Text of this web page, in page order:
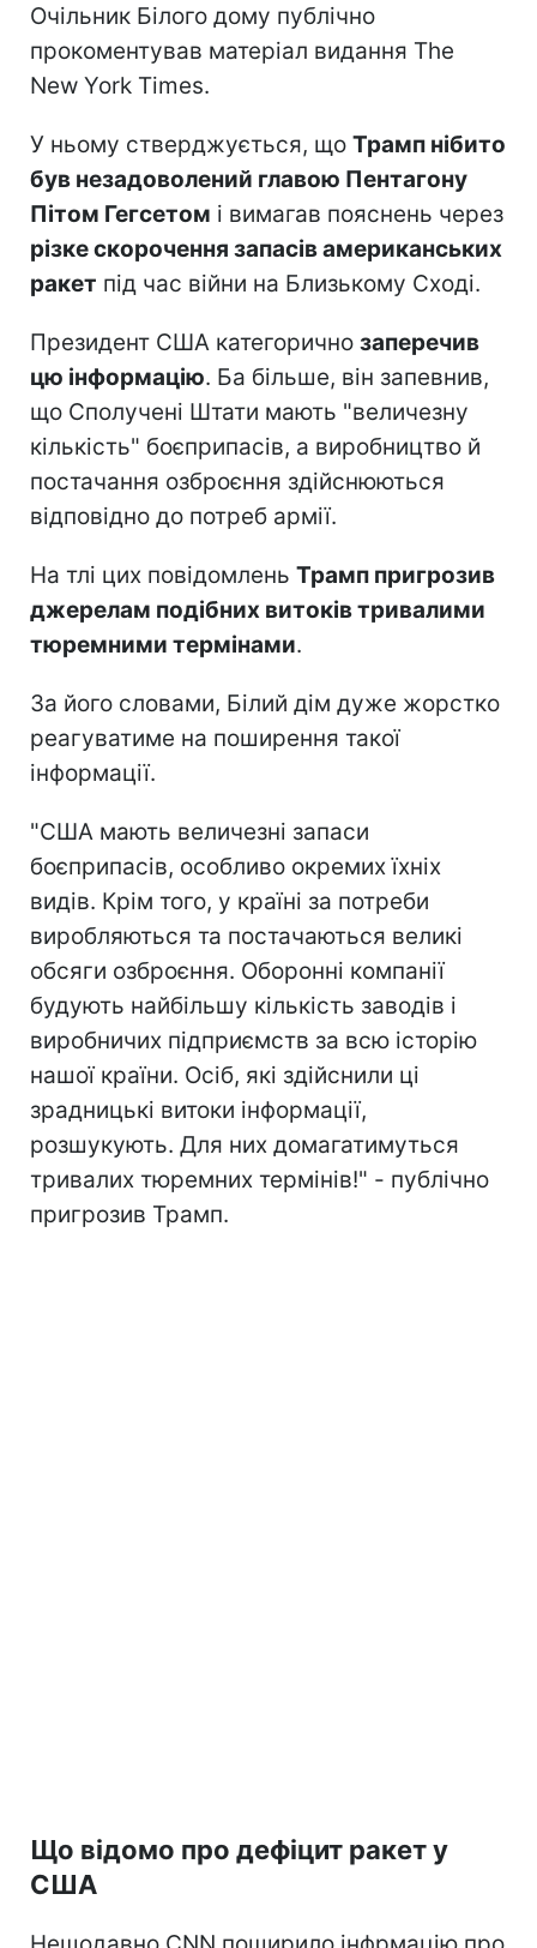
Очільник Білого дому публічно
прокоментував матеріал видання The
New York Times.
У ньому стверджується, що Трамп нібито
був незадоволений главою Пентагону
Пітом Гегсетом і вимагав пояснень через
різке скорочення запасів американських
ракет під час війни на Близькому Сході.
Президент США категорично заперечив
цю інформацію. Ба більше, він запевнив,
що Сполучені Штати мають "величезну
кількість" боєприпасів, а виробництво й
постачання озброєння здійснюються
відповідно до потреб армії.
На тлі цих повідомлень Трамп пригрозив
джерелам подібних витоків тривалими
тюремними термінами.
За його словами, Білий дім дуже жорстко
реагуватиме на поширення такої
інформації.
"США мають величезні запаси
боєприпасів, особливо окремих їхніх
видів. Крім того, у країні за потреби
виробляються та постачаються великі
обсяги озброєння. Оборонні компанії
будують найбільшу кількість заводів і
виробничих підприємств за всю історію
нашої країни. Осіб, які здійснили ці
зрадницькі витоки інформації,
розшукують. Для них домагатимуться
тривалих тюремних термінів!" - публічно
пригрозив Трамп.
Що відомо про дефіцит ракет у
США